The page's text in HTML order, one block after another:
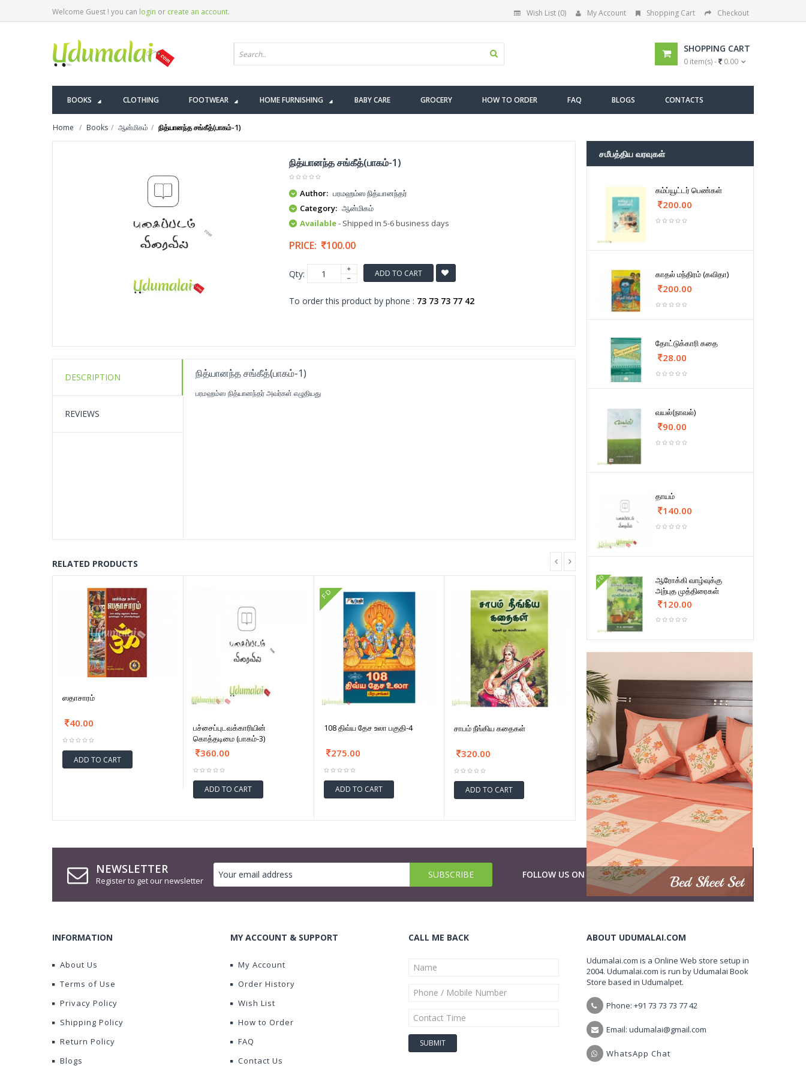
Welcome Guest ! you can login or create an account. Wish List (0) My Account Shopping Cart Checkout
SHOPPING CART
0 item(s) - 0.00
BOOKS CLOTHING FOOTWEAR HOME FURNISHING BABY CARE GROCERY HOW TO ORDER FAQ BLOGS CONTACTS
Home Books ஆன்மிகம் நித்யானந்த சங்கீத்(பாகம்-1)
நித்யானந்த சங்கீத்(பாகம்-1)
Author: பரமஹம்ஸ நித்யானந்தர்
Category: ஆன்மிகம்
Available- Shipped in 5-6 business days
PRICE: 100.00
Qty: ADD TO CART
To order this product by phone : 73 73 73 77 42
DESCRIPTION
REVIEWS
நித்யானந்த சங்கீத்(பாகம்-1)
பரமஹம்ஸ நித்யானந்தர் அவர்கள் எழுதியது
RELATED PRODUCTS
ஸதாசாரம்
40.00
ADD TO CART
பச்சைப்புடவக்காரியின்
கொத்தடிமை (பாகம்-3)
360.00
ADD TO CART
FD
108 திவ்ய தேச உலா பகுதி-4
275.00
ADD TO CART
சாபம் நீங்கிய கதைகள்
320.00
ADD TO CART
சமீபத்திய வரவுகள்
கம்ப்யூட்டர் பெண்கள்
200.00
காதல் மந்திரம் (கவிதா)
200.00
தோட்டுக்காரி கதை
28.00
வயல்(நாவல்)
90.00
தாயம்
140.00
FD
ஆரோக்கி வாழ்வுக்கு
அற்புத முத்திரைகள்
120.00
NEWSLETTER
Register to get our newsletter
FOLLOW US ON
INFORMATION
About Us
Terms of Use
Privacy Policy
Shipping Policy
Return Policy
Blogs
MY ACCOUNT & SUPPORT
My Account
Order History
Wish List
How to Order
FAQ
Contact Us
CALL ME BACK ABOUT UDUMALAI.COM
Udumalai.com is a Online Web store setup in
2004. Udumalai.com is run by Udumalai Book
Store based in Udumalpet.
Phone: +91 73 73 73 77 42
Email: udumalai@gmail.com
WhatsApp Chat